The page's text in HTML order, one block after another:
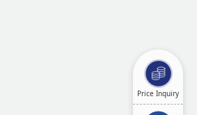
Price Inquiry